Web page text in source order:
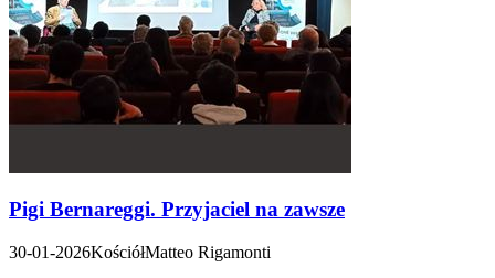
Pigi Bernareggi. Przyjaciel na zawsze
30-01-2026KościółMatteo Rigamonti